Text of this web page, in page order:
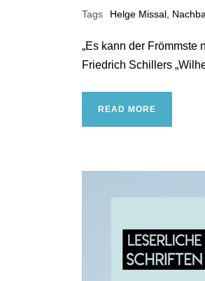
Tags Helge Missal
„Es kann der Frömmste
Friedrich Schillers
READ MORE